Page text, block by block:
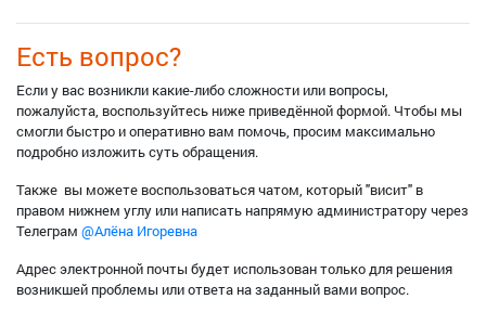
Есть вопрос?
Если у вас возникли какие-либо сложности или вопросы,
пожалуйста, воспользуйтесь ниже приведённой формой. Чтобы мы
смогли быстро и оперативно вам помочь, просим максимально
подробно изложить суть обращения.
Также вы можете воспользоваться чатом, который "висит" в
правом нижнем углу или написать напрямую администратору через
Телеграм @Алёна Игоревна
Адрес электронной почты будет использован только для решения
возникшей проблемы или ответа на заданный вами вопрос.